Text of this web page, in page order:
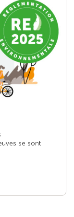
se sont